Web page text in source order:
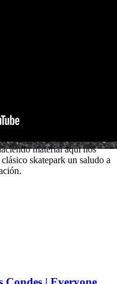
material aqui nos
skatepark un saludo a